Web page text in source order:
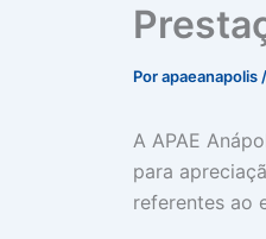
Porapaeanapolis /
A APAE
para
referentes ao